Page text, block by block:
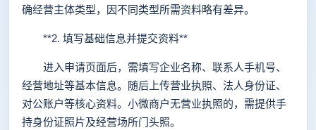
确经营主体类型，因不同类型所需资料略有差异。
**2. 填写基础信息并提交资料**
进入申请页面后，需填写企业名称、联系人手机号、
经营地址等基本信息。随后上传营业执照、法人身份证、
对公账户等核心资料。小微商户无营业执照的，需提供手
持身份证照片及经营场所门头照。